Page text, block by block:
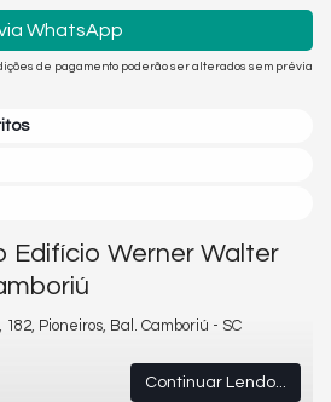
WhatsApp
de pagamento poderão ser alterados sem prévia
Werner Walter
Pioneiros, Bal. Camboriú - SC
Continuar Lendo...